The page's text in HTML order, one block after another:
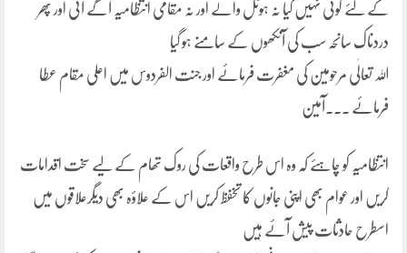
کے لئے کوئی نہیں گیا نہ ہوٹل والے اور نہ مقامی انتظامیہ آگے آئی اور پھر
دردناک سانحہ سب کی آنکھوں کے سامنے ہو گیا
اللہ تعالٰی مرحومین کی مغفرت فرمائے اور جنت الفردوس میں اعلی مقام عطا
فرمائے ۔۔۔آمین
انتظامیہ کو چاہئے کہ وہ اس طرح واقعات کی روک تھام کے لیے سخت اقدامات
کریں اور عوام بھی اپنی جانوں کا تخفظ کریں اس کے علاؤہ بھی دیگرعلاقوں میں
اسطرح حادثات پیش آئے ہیں